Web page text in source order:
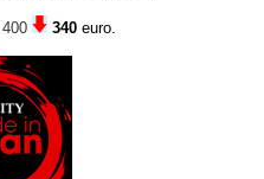
400 340 euro.